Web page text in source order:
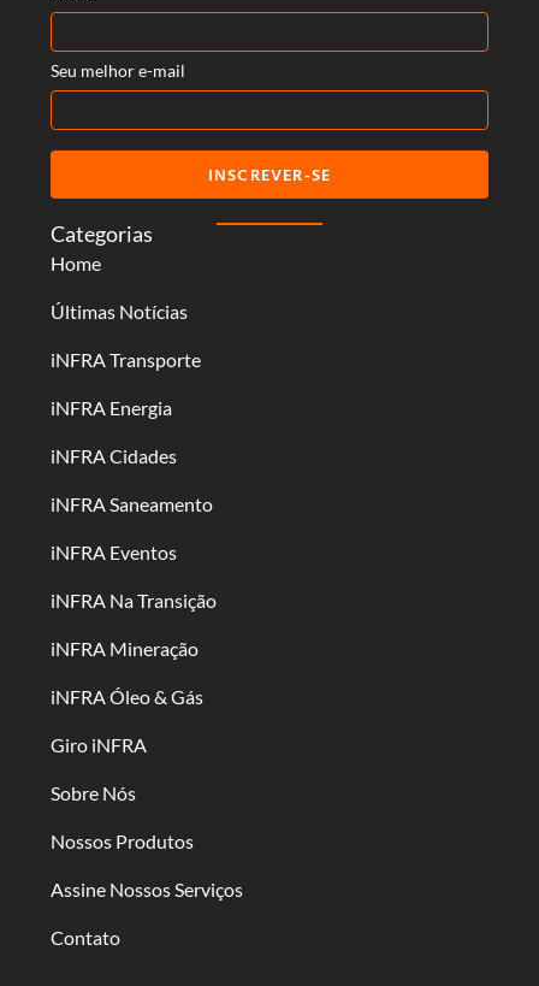
Categorias
Home
Últimas Notícias
iNFRA Transporte
iNFRA Energia
iNFRA Cidades
iNFRA Saneamento
iNFRA Eventos
iNFRA Na Transição
iNFRA Mineração
iNFRA Óleo & Gás
Giro iNFRA
Sobre Nós
Nossos Produtos
Assine Nossos Serviços
Contato
Seu melhor e-mail
INSCREVER-SE